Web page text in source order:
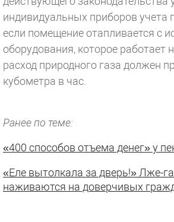
индивидуальных приборов учета
если помещение отапливается с
оборудования, которое работает
расход природного газа должен
кубометра в час.
Ранее по теме:
«400 способов отъема денег» у
«Еле вытолкала за дверь!» Лже-
наживаются на доверчивых